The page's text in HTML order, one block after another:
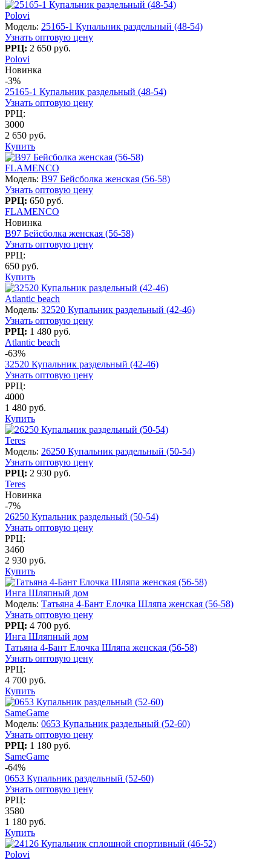
Polovi
Модель: 25165-1 Купальник раздельный (48-54)
Узнать оптовую цену
РРЦ: 2 650 руб.
Polovi
Новинка
-3%
25165-1 Купальник раздельный (48-54)
Узнать оптовую цену
РРЦ:
3000
2 650 руб.
Купить
FLAMENCO
Модель: B97 Бейсболка женская (56-58)
Узнать оптовую цену
РРЦ: 650 руб.
FLAMENCO
Новинка
B97 Бейсболка женская (56-58)
Узнать оптовую цену
РРЦ:
650 руб.
Купить
Atlantic beach
Модель: 32520 Купальник раздельный (42-46)
Узнать оптовую цену
РРЦ: 1 480 руб.
Atlantic beach
-63%
32520 Купальник раздельный (42-46)
Узнать оптовую цену
РРЦ:
4000
1 480 руб.
Купить
Teres
Модель: 26250 Купальник раздельный (50-54)
Узнать оптовую цену
РРЦ: 2 930 руб.
Teres
Новинка
-7%
26250 Купальник раздельный (50-54)
Узнать оптовую цену
РРЦ:
3460
2 930 руб.
Купить
Инга Шляпный дом
Модель: Татьяна 4-Бант Елочка Шляпа женская (56-58)
Узнать оптовую цену
РРЦ: 4 700 руб.
Инга Шляпный дом
Татьяна 4-Бант Елочка Шляпа женская (56-58)
Узнать оптовую цену
РРЦ:
4 700 руб.
Купить
SameGame
Модель: 0653 Купальник раздельный (52-60)
Узнать оптовую цену
РРЦ: 1 180 руб.
SameGame
-64%
0653 Купальник раздельный (52-60)
Узнать оптовую цену
РРЦ:
3580
1 180 руб.
Купить
Polovi